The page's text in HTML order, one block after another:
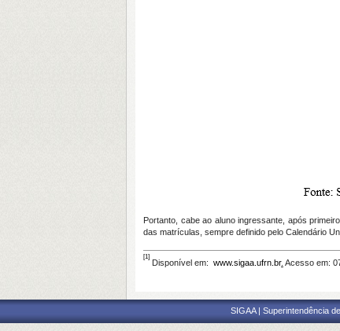
Portanto, cabe ao aluno ingressante, após
das matrículas, sempre definido pelo Calendário
[1]
Disponível em: www.sigaa.ufrn.br. Acesso em:
SIGAA | Superintendência